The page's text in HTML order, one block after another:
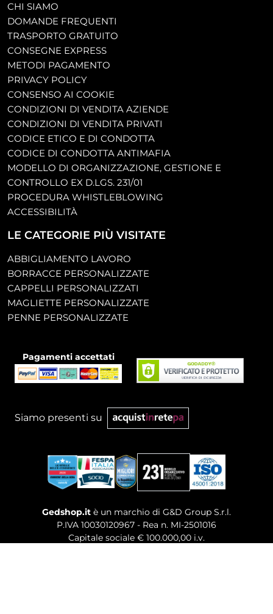
CHI SIAMO
DOMANDE FREQUENTI
TRASPORTO GRATUITO
CONSEGNE EXPRESS
METODI PAGAMENTO
PRIVACY POLICY
CONSENSO AI COOKIE
CONDIZIONI DI VENDITA AZIENDE
CONDIZIONI DI VENDITA PRIVATI
CODICE ETICO E DI CONDOTTA
CODICE DI CONDOTTA ANTIMAFIA
MODELLO DI ORGANIZZAZIONE, GESTIONE E
CONTROLLO EX D.LGS. 231/01
PROCEDURA WHISTLEBLOWING
ACCESSIBILITÀ
LE CATEGORIE PIÙ VISITATE
ABBIGLIAMENTO LAVORO
BORRACCE PERSONALIZZATE
CAPPELLI PERSONALIZZATI
MAGLIETTE PERSONALIZZATE
PENNE PERSONALIZZATE
Pagamenti accettati
Siamo presenti su
Gedshop.it è un marchio di G&D Group S.r.l.
P.IVA 10030120967 - Rea n. MI-2501016
Capitale sociale € 100.000,00 i.v.